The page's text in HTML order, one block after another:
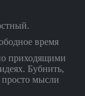
время
приходящими
Бубнить,
просто мысли